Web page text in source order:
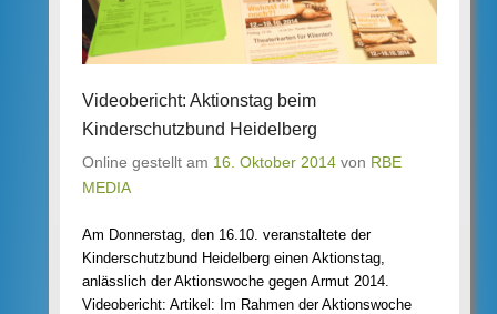
Videobericht: Aktionstag beim
Kinderschutzbund Heidelberg
Online gestellt am 16. Oktober 2014 von RBE
MEDIA
Am Donnerstag, den 16.10. veranstaltete der
Kinderschutzbund Heidelberg einen Aktionstag,
anlässlich der Aktionswoche gegen Armut 2014.
Videobericht: Artikel: Im Rahmen der Aktionswoche